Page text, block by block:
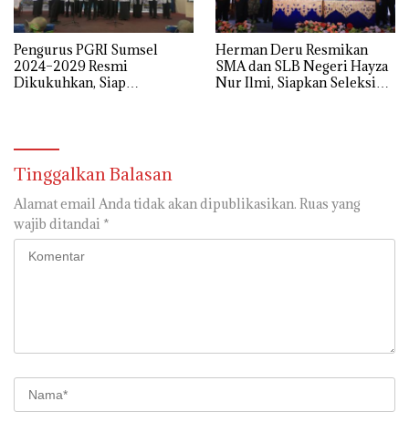
Pengurus PGRI Sumsel
2024–2029 Resmi
Dikukuhkan, Siap
Herman Deru Resmikan
SMA dan SLB Negeri Hayza
Nur Ilmi, Siapkan Seleksi
Tinggalkan Balasan
Alamat email Anda tidak akan dipublikasikan. Ruas yang
wajib ditandai *